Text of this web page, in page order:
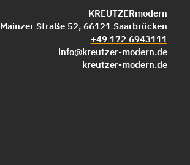
KREUTZERmodern
Mainzer Straße 52, 66121 Saarbrücken
+49 172 6943111
info@kreutzer-modern.de
kreutzer-modern.de